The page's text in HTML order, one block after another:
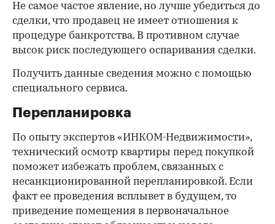
Не самое частое явление, но лучше убедиться до
сделки, что продавец не имеет отношения к
процедуре банкротства. В противном случае
высок риск последующего оспаривания сделки.
Получить данные сведения можно с помощью
специального сервиса.
Перепланировка
По опыту экспертов «ИНКОМ-Недвижимости»,
технический осмотр квартиры перед покупкой
поможет избежать проблем, связанных с
несанкционированной перепланировкой. Если
факт ее проведения всплывет в будущем, то
приведение помещения в первоначальное